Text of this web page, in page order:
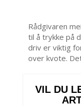
Rådgivaren
til å trykke på
driv er viktig
over kvote.
VIL DU